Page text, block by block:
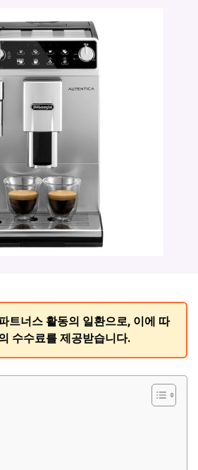
트너스 활동의 일환으로, 이에 따
수수료를 제공받습니다.